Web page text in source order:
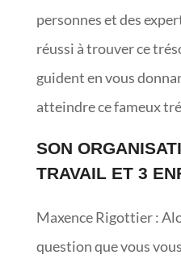
personnes et des
réussi à trouver ce
guident en vous
atteindre ce fameux
SON
TRAVAIL ET 3
Maxence Rigottier :
question que vous